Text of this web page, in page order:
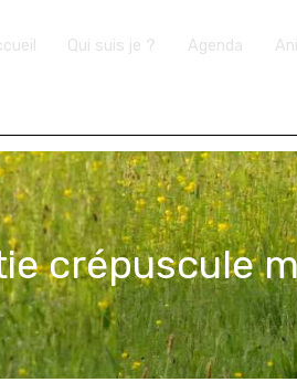
Qui suis je ? Agenda
crépuscule